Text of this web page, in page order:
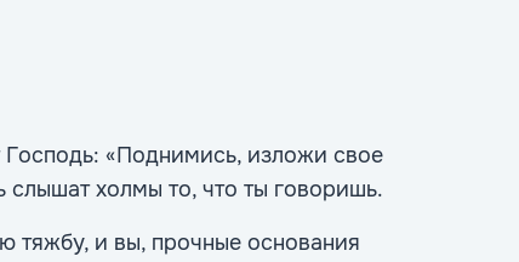
Господь: «Поднимись, изложи свое
слышат холмы то, что ты говоришь.
тяжбу, и вы, прочные основания